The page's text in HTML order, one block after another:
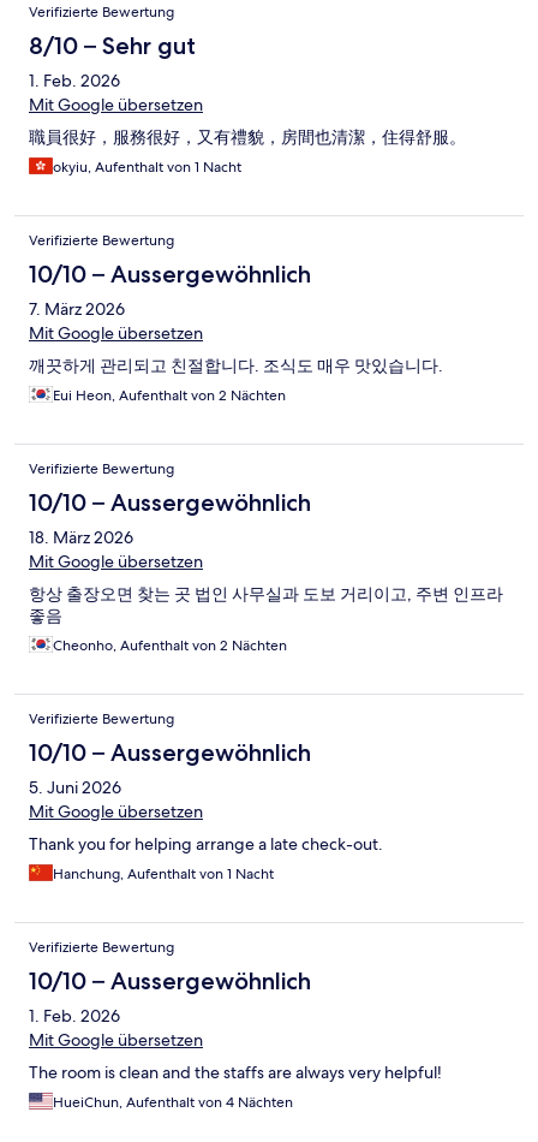
Verifizierte Bewertung
8/10 – Sehr gut
1. Feb. 2026
Mit Google übersetzen
職員很好，服務很好，又有禮貌，房間也清潔，住得舒服。
okyiu, Aufenthalt von 1 Nacht
Verifizierte Bewertung
10/10 – Aussergewöhnlich
7. März 2026
Mit Google übersetzen
깨끗하게 관리되고 친절합니다. 조식도 매우 맛있습니다.
Eui Heon, Aufenthalt von 2 Nächten
Verifizierte Bewertung
10/10 – Aussergewöhnlich
18. März 2026
Mit Google übersetzen
항상 출장오면 찾는 곳 법인 사무실과 도보 거리이고, 주변 인프라
좋음
Cheonho, Aufenthalt von 2 Nächten
Verifizierte Bewertung
10/10 – Aussergewöhnlich
5. Juni 2026
Mit Google übersetzen
Thank you for helping arrange a late check-out.
Hanchung, Aufenthalt von 1 Nacht
Verifizierte Bewertung
10/10 – Aussergewöhnlich
1. Feb. 2026
Mit Google übersetzen
The room is clean and the staffs are always very helpful!
HueiChun, Aufenthalt von 4 Nächten